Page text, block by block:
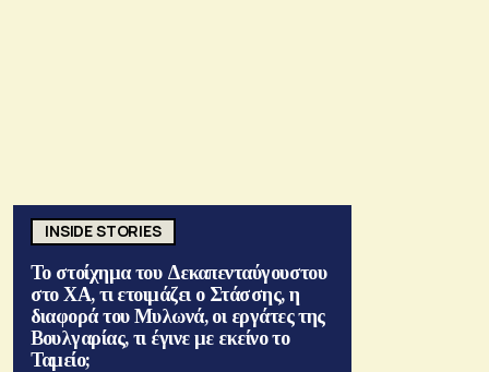
INSIDE STORIES
Το στοίχημα του Δεκαπενταύγουστου
στο ΧΑ, τι ετοιμάζει ο Στάσσης, η
διαφορά του Μυλωνά, οι εργάτες της
Βουλγαρίας, τι έγινε με εκείνο το
Ταμείο;